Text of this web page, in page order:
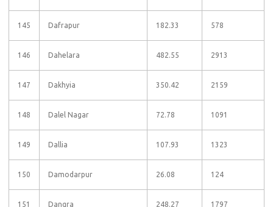
145 Dafrapur 182.33 578
146 Dahelara 482.55 2913
147 Dakhyia 350.42 2159
148 Dalel Nagar 72.78 1091
149 Dallia 107.93 1323
150 Damodarpur 26.08 124
151 Dangra 248.27 1797